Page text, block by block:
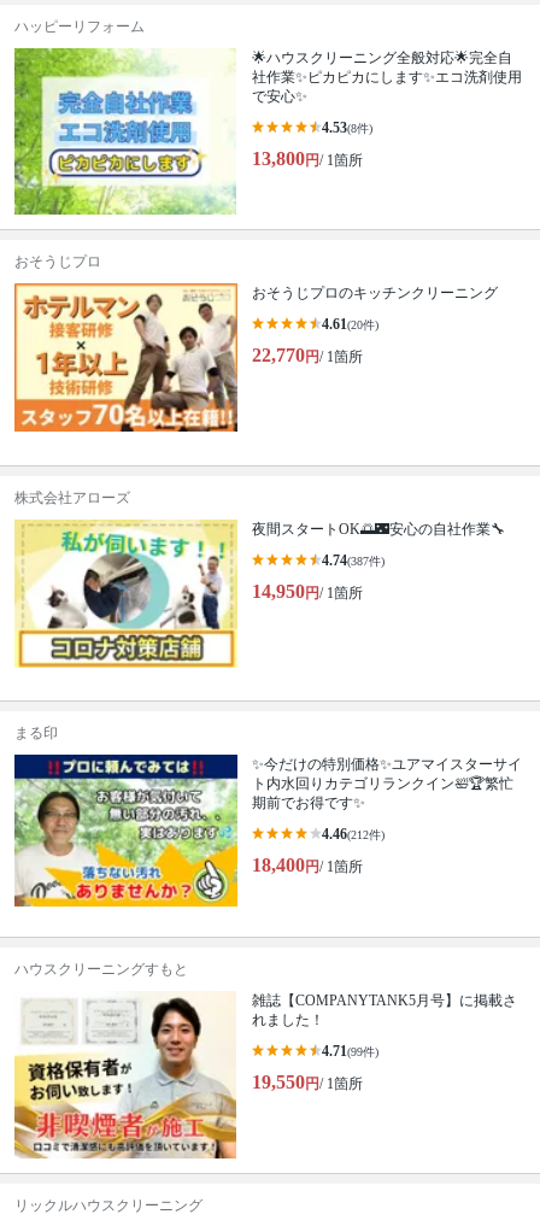
ハッピーリフォーム
🌟ハウスクリーニング全般対応🌟完全自
社作業✨️ピカピカにします✨️エコ洗剤使用
で安心✨
4.53(8件)
13,800円/ 1箇所
おそうじプロ
おそうじプロのキッチンクリーニング
4.61(20件)
22,770円/ 1箇所
株式会社アローズ
夜間スタートOK🌅🌃安心の自社作業🔧
4.74(387件)
14,950円/ 1箇所
まる印
✨今だけの特別価格✨ユアマイスターサイ
ト内水回りカテゴリランクイン🛀🏆繁忙
期前でお得です✨
4.46(212件)
18,400円/ 1箇所
ハウスクリーニングすもと
雑誌【COMPANYTANK5月号】に掲載さ
れました！
4.71(99件)
19,550円/ 1箇所
リックルハウスクリーニング